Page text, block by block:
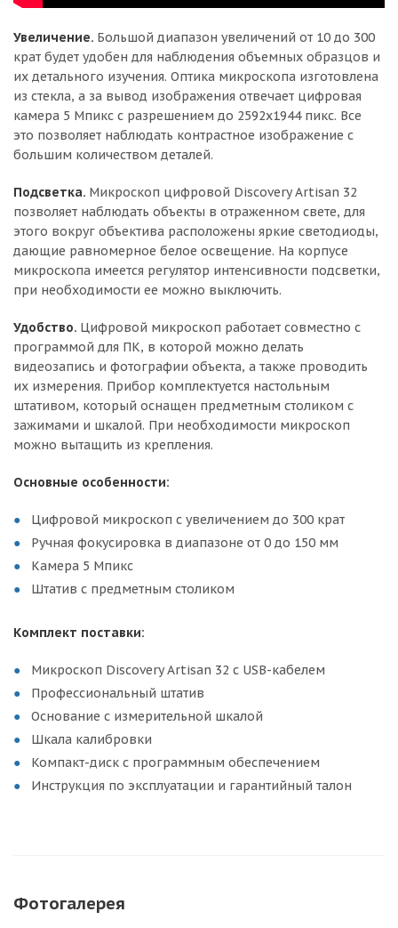
Увеличение. Большой диапазон увеличений от 10 до 300
крат будет удобен для наблюдения объемных образцов и
их детального изучения. Оптика микроскопа изготовлена
из стекла, а за вывод изображения отвечает цифровая
камера 5 Мпикс с разрешением до 2592x1944 пикс. Все
это позволяет наблюдать контрастное изображение с
большим количеством деталей.
Подсветка. Микроскоп цифровой Discovery Artisan 32
позволяет наблюдать объекты в отраженном свете, для
этого вокруг объектива расположены яркие светодиоды,
дающие равномерное белое освещение. На корпусе
микроскопа имеется регулятор интенсивности подсветки,
при необходимости ее можно выключить.
Удобство. Цифровой микроскоп работает совместно с
программой для ПК, в которой можно делать
видеозапись и фотографии объекта, а также проводить
их измерения. Прибор комплектуется настольным
штативом, который оснащен предметным столиком с
зажимами и шкалой. При необходимости микроскоп
можно вытащить из крепления.
Основные особенности:
Цифровой микроскоп с увеличением до 300 крат
Ручная фокусировка в диапазоне от 0 до 150 мм
Камера 5 Мпикс
Штатив с предметным столиком
Комплект поставки:
Микроскоп Discovery Artisan 32 с USB-кабелем
Профессиональный штатив
Основание с измерительной шкалой
Шкала калибровки
Компакт-диск с программным обеспечением
Инструкция по эксплуатации и гарантийный талон
Фотогалерея